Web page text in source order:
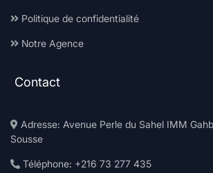
Politique de confidentialité
Notre Agence
Contact
Adresse: Avenue Perle du Sahel IMM
Sousse
Téléphone: +216 73 277 435